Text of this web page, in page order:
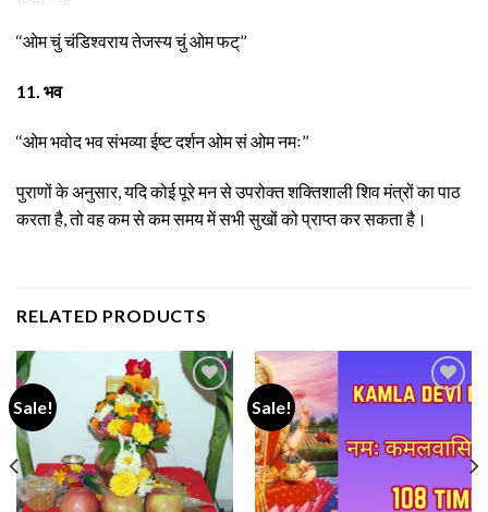
‘‘ओम चुं चंडिश्वराय तेजस्य चुं ओम फट्’’
11. भव
‘‘ओम भवोद भव संभव्या ईष्ट दर्शन ओम सं ओम नमः’’
पुराणों के अनुसार, यदि कोई पूरे मन से उपरोक्त शक्तिशाली शिव मंत्रों का पाठ
करता है, तो वह कम से कम समय में सभी सुखों को प्राप्त कर सकता है।
RELATED PRODUCTS
Sale! Sale!